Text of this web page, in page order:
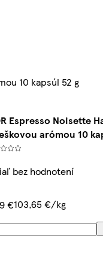
10 kapsúl 52 g
Espresso Noisette
arómou 10
bez hodnotení
€103,65 €/kg